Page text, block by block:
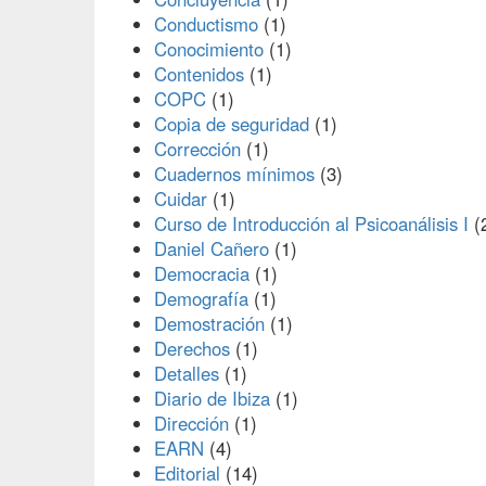
Conductismo (1)
Conocimiento (1)
Contenidos (1)
COPC (1)
Copia de seguridad (1)
Corrección (1)
Cuadernos mínimos (3)
Cuidar (1)
Curso de Introducción al Psicoanálisis I
Daniel Cañero (1)
Democracia (1)
Demografía (1)
Demostración (1)
Derechos (1)
Detalles (1)
Diario de Ibiza (1)
Dirección (1)
EARN (4)
Editorial (14)